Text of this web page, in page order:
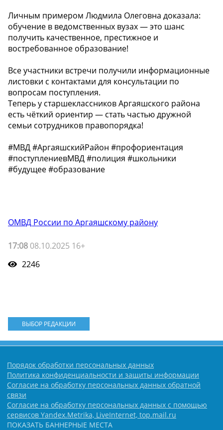
Личным примером Людмила Олеговна доказала:
обучение в ведомственных вузах — это шанс
получить качественное, престижное и
востребованное образование!
Все участники встречи получили информационные
листовки с контактами для консультации по
вопросам поступления.
Теперь у старшеклассников Аргаяшского района
есть чёткий ориентир — стать частью дружной
семьи сотрудников правопорядка!
#МВД #АргаяшскийРайон #профориентация
#поступлениевМВД #полиция #школьники
#будущее #образование
ОМВД России по Аргаяшскому району
17:08 08.10.2025 16+
2246
ВЫБОР РЕДАКЦИИ
Порядок обработки персональных данных
Политика конфиденциальности и защиты информации
Согласие на обработку персональных данных обратной
связи
Согласие на обработку персональных данных с помощью
сервисов Yandex.Metrika, LiveInternet, top.mail.ru
ПОКАЗАТЬ БАННЕРНЫЕ МЕСТА